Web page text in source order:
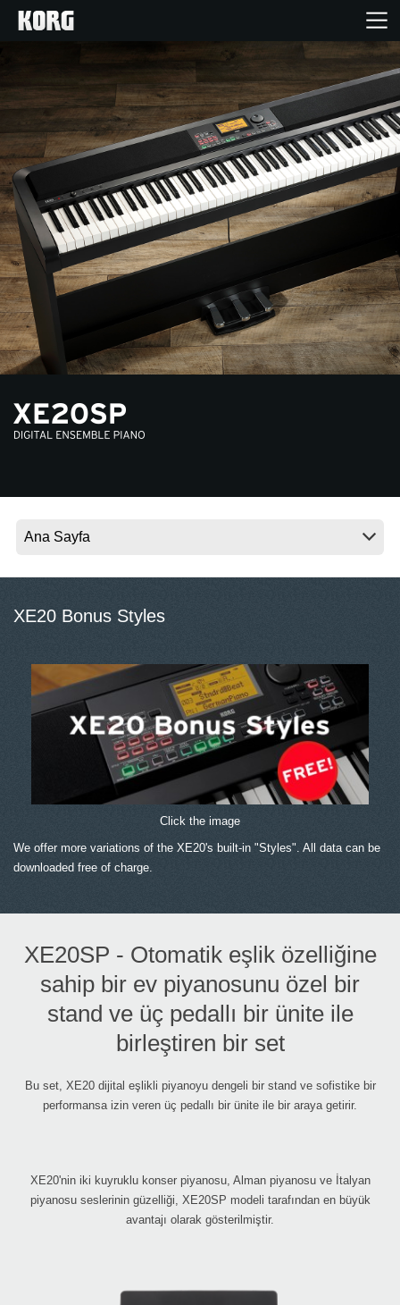
Ana Sayfa
Ürünler
Özellikler
Etkinlikler
Destek
Mağaza Bulucu
Haberler
KORG Hakkında
XE20 Bonus Styles
Click the image
We offer more variations of the XE20's built-in "Styles". All data can be
downloaded free of charge.
XE20SP - Otomatik eşlik özelliğine
sahip bir ev piyanosunu özel bir
stand ve üç pedallı bir ünite ile
birleştiren bir set
Bu set, XE20 dijital eşlikli piyanoyu dengeli bir stand ve sofistike bir
performansa izin veren üç pedallı bir ünite ile bir araya getirir.
XE20'nin iki kuyruklu konser piyanosu, Alman piyanosu ve İtalyan
piyanosu seslerinin güzelliği, XE20SP modeli tarafından en büyük
avantajı olarak gösterilmiştir.